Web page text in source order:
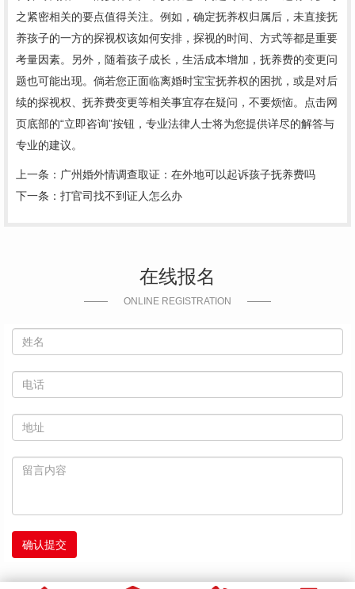
之紧密相关的要点值得关注。例如，确定抚养权归属后，未直接抚
养孩子的一方的探视权该如何安排，探视的时间、方式等都是重要
考量因素。另外，随着孩子成长，生活成本增加，抚养费的变更问
题也可能出现。倘若您正面临离婚时宝宝抚养权的困扰，或是对后
续的探视权、抚养费变更等相关事宜存在疑问，不要烦恼。点击网
页底部的“立即咨询”按钮，专业法律人士将为您提供详尽的解答与
专业的建议。
上一条： 广州婚外情调查取证：在外地可以起诉孩子抚养费吗
下一条： 打官司找不到证人怎么办
在线报名
ONLINE REGISTRATION